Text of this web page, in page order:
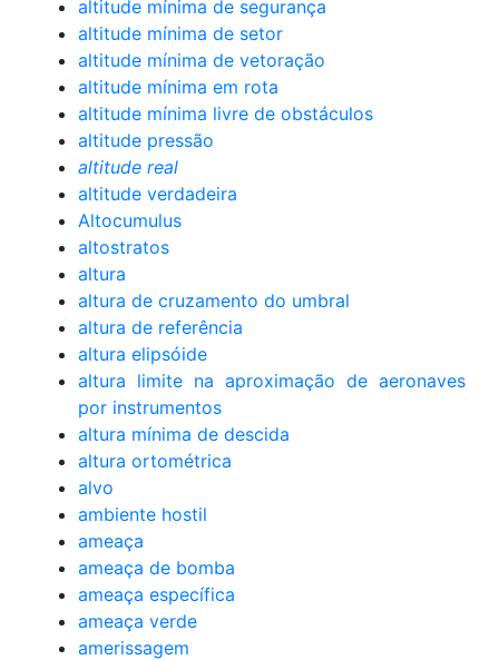
altitude mínima de segurança
altitude mínima de setor
altitude mínima de vetoração
altitude mínima em rota
altitude mínima livre de obstáculos
altitude pressão
altitude real
altitude verdadeira
Altocumulus
altostratos
altura
altura de cruzamento do umbral
altura de referência
altura elipsóide
altura limite na aproximação de aeronaves
por instrumentos
altura mínima de descida
altura ortométrica
alvo
ambiente hostil
ameaça
ameaça de bomba
ameaça específica
ameaça verde
amerissagem